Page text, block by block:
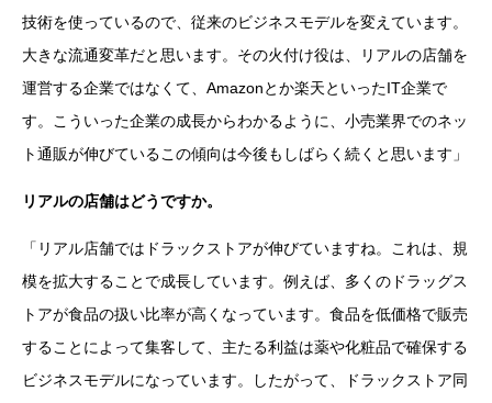
技術を使っているので、従来のビジネスモデルを変えています。
大きな流通変革だと思います。その火付け役は、リアルの店舗を
運営する企業ではなくて、Amazonとか楽天といったIT企業で
す。こういった企業の成長からわかるように、小売業界でのネッ
ト通販が伸びているこの傾向は今後もしばらく続くと思います」
リアルの店舗はどうですか。
「リアル店舗ではドラックストアが伸びていますね。これは、規
模を拡大することで成長しています。例えば、多くのドラッグス
トアが食品の扱い比率が高くなっています。食品を低価格で販売
することによって集客して、主たる利益は薬や化粧品で確保する
ビジネスモデルになっています。したがって、ドラックストア同